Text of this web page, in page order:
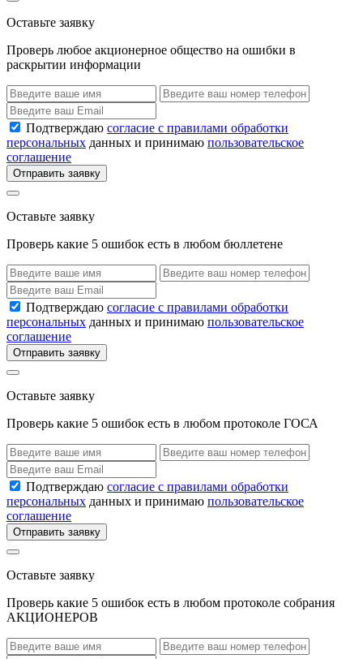
Оставьте заявку
Проверь любое акционерное общество на ошибки в
раскрытии информации
Подтверждаю согласие с правилами обработки
персональных данных и принимаю пользовательское
соглашение
Отправить заявку
Оставьте заявку
Проверь какие 5 ошибок есть в любом бюллетене
Подтверждаю согласие с правилами обработки
персональных данных и принимаю пользовательское
соглашение
Отправить заявку
Оставьте заявку
Проверь какие 5 ошибок есть в любом протоколе ГОСА
Подтверждаю согласие с правилами обработки
персональных данных и принимаю пользовательское
соглашение
Отправить заявку
Оставьте заявку
Проверь какие 5 ошибок есть в любом протоколе собрания
АКЦИОНЕРОВ